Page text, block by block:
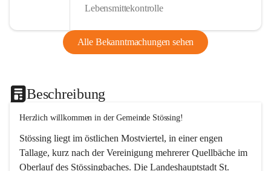
Lebensmittekontrolle
Alle Bekanntmachungen sehen
Beschreibung
Herzlich willkommen in der Gemeinde Stössing!
Stössing liegt im östlichen Mostviertel, in einer engen
Tallage, kurz nach der Vereinigung mehrerer Quellbäche im
Oberlauf des Stössingbaches. Die Landeshauptstadt St.